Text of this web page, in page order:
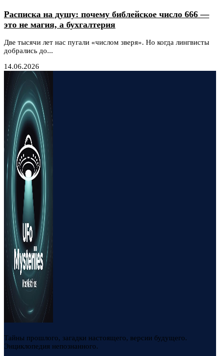
Расписка на душу: почему библейское число 666 —
это не магия, а бухгалтерия
Две тысячи лет нас пугали «числом зверя». Но когда лингвисты
добрались до...
14.06.2026
Тайны прошлого, загадки настоящего, версии будущего.
Энциклопедия непознанного.